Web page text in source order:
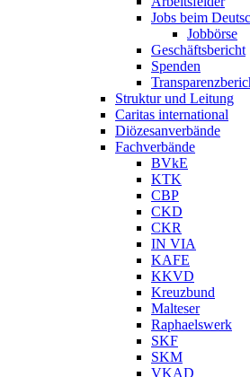
Jobs beim
Jobbörse
Geschäftsbericht
Spenden
Struktur und Leitung
Caritas international
Diözesanverbände
Fachverbände
BVkE
KTK
CBP
CKD
CKR
IN VIA
KAFE
KKVD
Kreuzbund
Malteser
Raphaelswerk
SKF
SKM
VKAD